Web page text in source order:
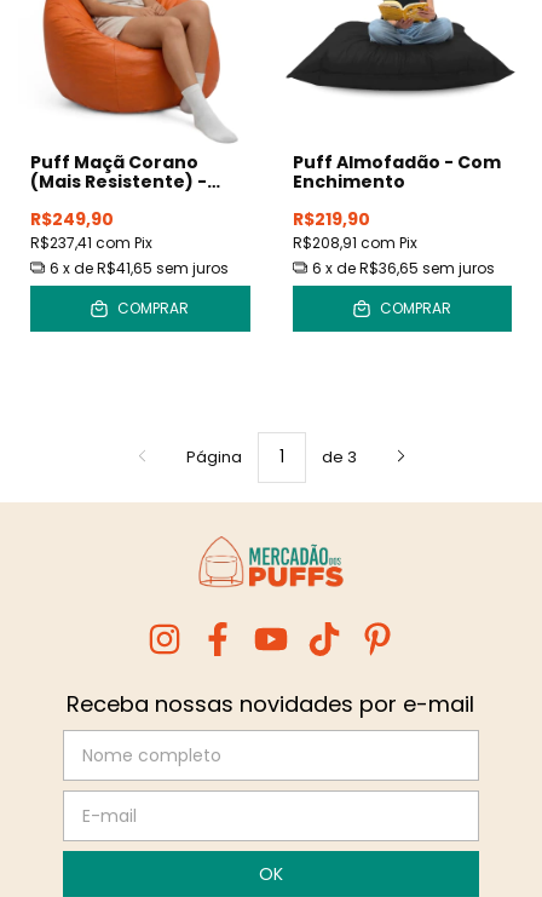
Puff Maçã Corano
(Mais Resistente) -
R$249,90
R$237,41 com Pix
6 x deR$41,65 sem juros
COMPRAR
Puff Almofadão - Com
Enchimento
R$219,90
R$208,91 com Pix
6 x deR$36,65 sem juros
COMPRAR
Página de 3
Receba nossas novidades por e-mail